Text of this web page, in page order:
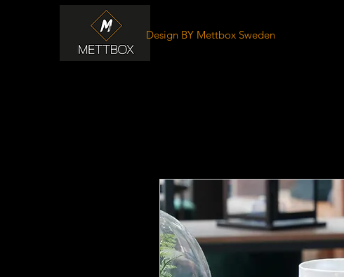
Design BY Mettbox Sweden